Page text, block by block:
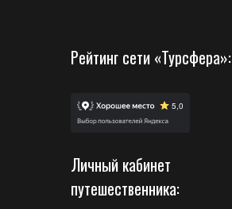
Рейтинг сети «Турсфера»:
Личный кабинет
путешественника: